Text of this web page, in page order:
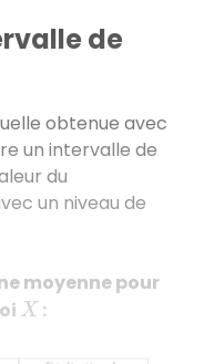
de
obtenue avec
un intervalle de
du
un niveau de
moyenne pour
X :